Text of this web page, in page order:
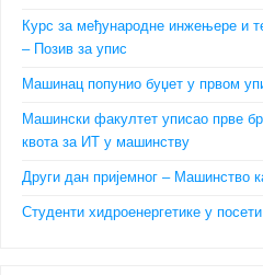
Курс за међународне инжењере и
– Позив за упис
Машинац попунио буџет у првом
Машински факултет уписао прве
квота за ИТ у машинству
Други дан пријемног – Машинство
Студенти хидроенергетике у